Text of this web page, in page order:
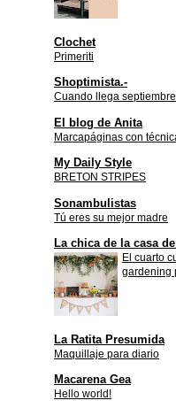
Clochet
Primeriti
Shoptimista.-
Cuando llega septiembre
El blog de Anita
Marcapáginas con
My Daily Style
BRETON STRIPES
Sonambulistas
Tú eres su mejor madre
La chica de la casa
El cuarto
gardening
La Ratita Presumida
Maquillaje para diario
Macarena Gea
Hello world!